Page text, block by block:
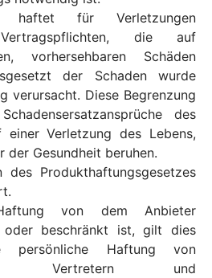
haftet für Verletzungen
die auf
vorhersehbaren Schäden
der Schaden wurde
verursacht. Diese Begrenzung
des
einer Verletzung des Lebens,
der Gesundheit beruhen.
des Produkthaftungsgesetzes
von dem Anbieter
oder beschränkt ist, gilt dies
Haftung von
Vertretern und